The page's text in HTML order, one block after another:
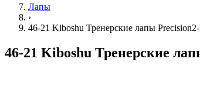
Лапы
›
46-21 Kiboshu Тренерские лапы
46-21 Kiboshu Тренерские